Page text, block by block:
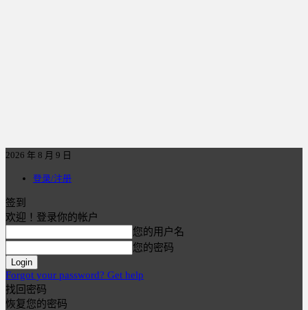
2026 年 8 月 9 日
登录/注册
签到
欢迎！登录你的帐户
您的用户名
您的密码
Forgot your password? Get help
找回密码
恢复您的密码